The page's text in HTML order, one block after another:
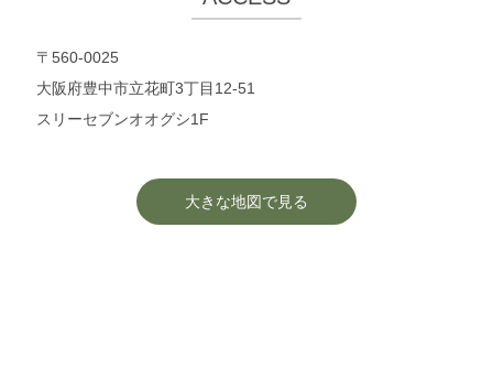
〒560-0025
大阪府豊中市立花町3丁目12-51
スリーセブンオオグシ1F
大きな地図で見る